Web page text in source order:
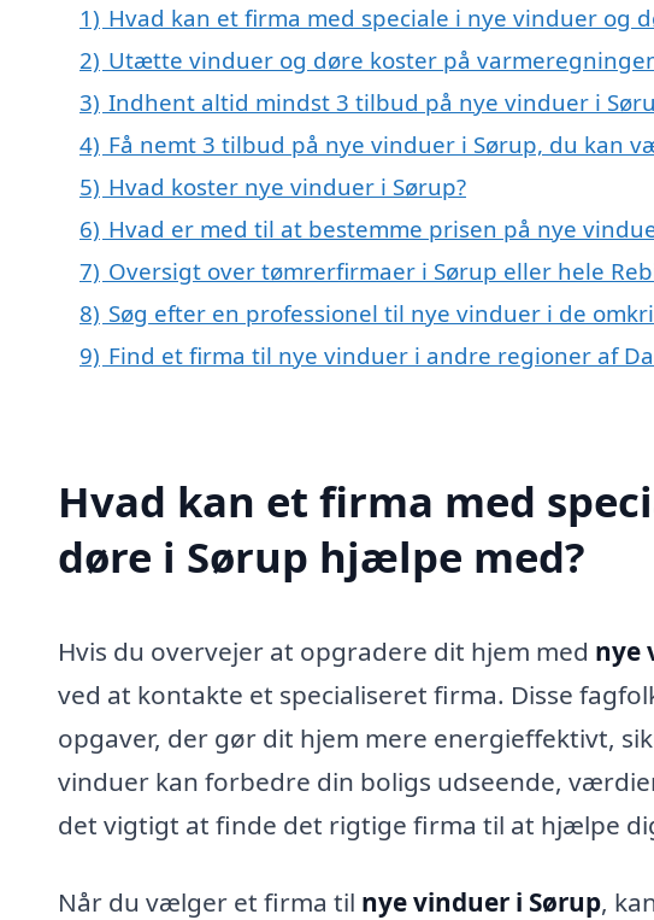
1) Hvad kan et firma med speciale i nye vinduer og
2) Utætte vinduer og døre koster på
3) Indhent altid mindst 3 tilbud på nye vinduer i
4) Få nemt 3 tilbud på nye vinduer i Sørup, du kan
5) Hvad koster nye vinduer i Sørup?
6) Hvad er med til at bestemme prisen på nye
7) Oversigt over tømrerfirmaer i Sørup eller hele
8) Søg efter en professionel til nye vinduer i de
9) Find et firma til nye vinduer i andre regioner af
Hvad kan et firma med
døre i Sørup hjælpe med?
Hvis du overvejer at opgradere dit hjem med nye
ved at kontakte et specialiseret firma. Disse
opgaver, der gør dit hjem mere energieffektivt,
vinduer kan forbedre din boligs udseende,
det vigtigt at finde det rigtige firma til at hjælpe
Når du vælger et firma til nye vinduer i Sørup,